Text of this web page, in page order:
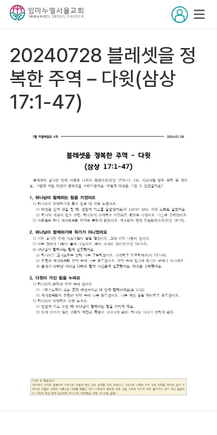
20240728 블레셋을 정
복한 주역 – 다윗(삼상
17:1-47)